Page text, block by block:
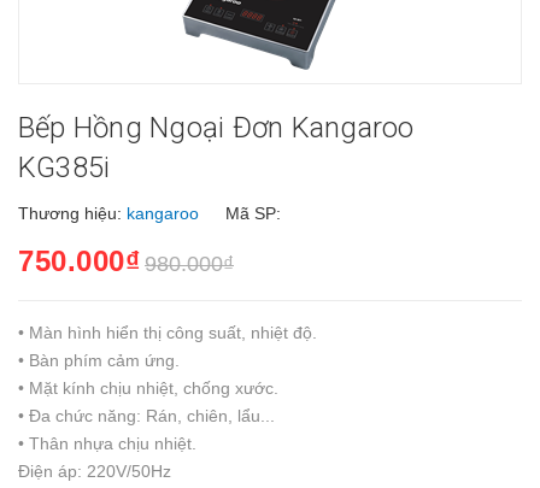
Bếp Hồng Ngoại Đơn Kangaroo
KG385i
Thương hiệu: kangaroo Mã SP:
750.000₫ 980.000₫
• Màn hình hiển thị công suất, nhiệt độ.
• Bàn phím cảm ứng.
• Mặt kính chịu nhiệt, chống xước.
• Đa chức năng: Rán, chiên, lẩu...
• Thân nhựa chịu nhiệt.
Điện áp: 220V/50Hz